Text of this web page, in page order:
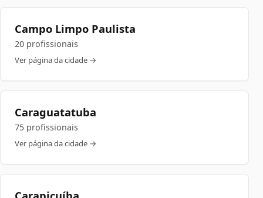
Campo Limpo Paulista
20 profissionais
Ver página da cidade →
Caraguatatuba
75 profissionais
Ver página da cidade →